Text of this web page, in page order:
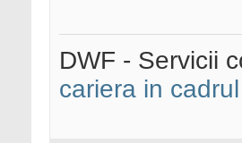
DWF - Servicii
cariera in